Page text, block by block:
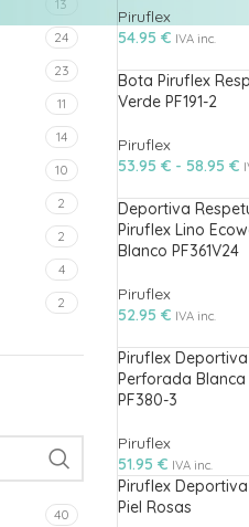
13
24
23
11
14
10
2
2
4
2
40
Piruflex
54.95 € IVA inc.
Bota Piruflex
Verde PF191-2
Piruflex
53.95 € - 58.95 €
Deportiva
Piruflex Lino
Blanco PF361V24
Piruflex
52.95 € IVA inc.
Piruflex
Perforada Blanca
PF380-3
Piruflex
51.95 € IVA inc.
Piruflex Deportiva
Piel Rosas